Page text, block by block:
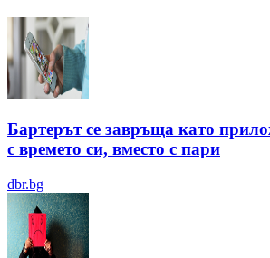
Бартерът се завръща като
с времето си, вместо с пари
dbr.bg